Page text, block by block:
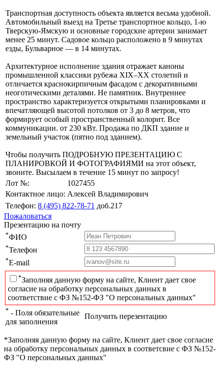
Транспортная доступность объекта является весьма удобной.
Автомобильный выезд на Третье транспортное кольцо, 1-ю
Тверскую-Ямскую и основные городские артерии занимает
менее 25 минут. Садовое кольцо расположено в 9 минутах
езды, Бульварное — в 14 минутах.
Архитектурное исполнение здания отражает каноны
промышленной классики рубежа XIX–XX столетий и
отличается краснокирпичным фасадом с декоративными
неоготическими деталями. Не памятник. Внутреннее
пространство характеризуется открытыми планировками и
впечатляющей высотой потолков от 3 до 8 метров, что
формирует особый пространственный колорит. Все
коммуникации. от 230 кВт. Продажа по ДКП здание и
земельный участок (пятно под зданием).
Чтобы получить ПОДРОБНУЮ ПРЕЗЕНТАЦИЮ С
ПЛАНИРОВКОЙ И ФОТОГРАФИЯМИ на этот объект,
звоните. Высылаем в течение 15 минут по запросу!
Лот №:
1027455
Контактное лицо: Алексей Владимирович
Телефон: 8 (495) 822-78-71 доб.217
Пожаловаться
Презентацию на почту
*ФИО
*Телефон
*E-mail
*Заполняя данную форму на сайте, Клиент дает свое
согласие на обработку персональных данных в
соответствие с ФЗ №152-ФЗ "О персональных данных"
* - Поля обязательные
для заполнения
Получить перезентацию
*Заполняя данную форму на сайте, Клиент дает свое согласие
на обработку персональных данных в соответсвие с ФЗ №152-
ФЗ "О персональных данных"